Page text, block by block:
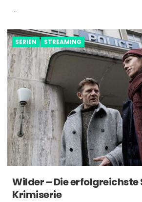
…
SERIEN STREAMING
Wilder – Die erfolgreichste
Krimiserie